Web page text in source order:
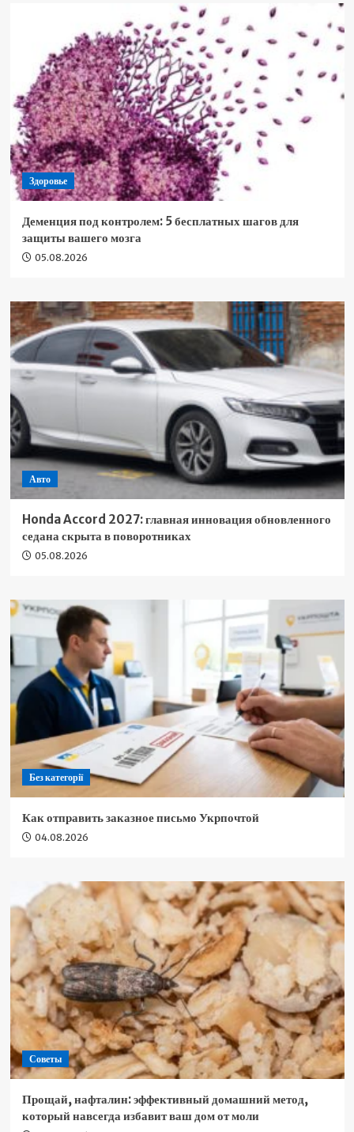
Здоровье
Деменция под контролем: 5 бесплатных шагов для
защиты вашего мозга
05.08.2026
Авто
Honda Accord 2027: главная инновация обновленного
седана скрыта в поворотниках
05.08.2026
Без категорії
Как отправить заказное письмо Укрпочтой
04.08.2026
Советы
Прощай, нафталин: эффективный домашний метод,
который навсегда избавит ваш дом от моли